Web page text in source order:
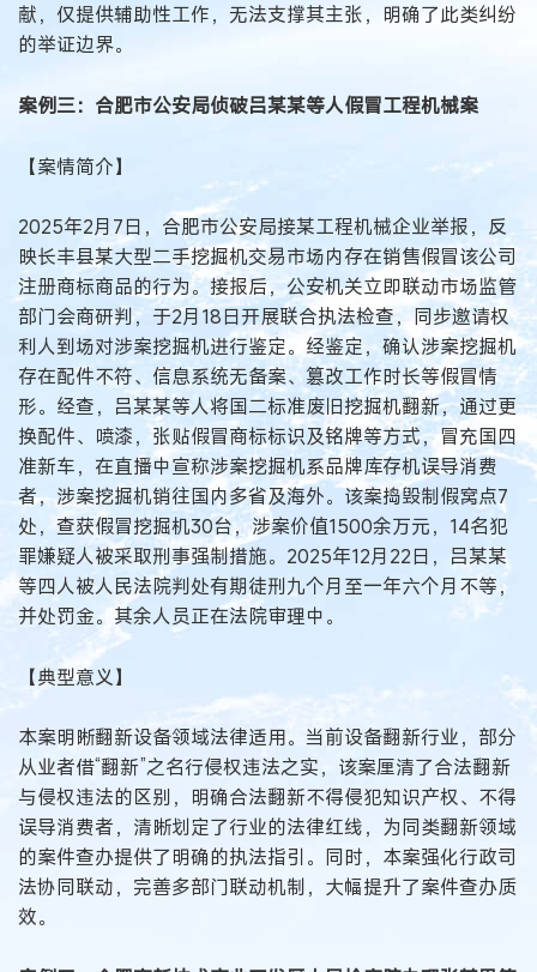
献，仅提供辅助性工作，无法支撑其主张，明确了此类纠纷
的举证边界。
案例三：合肥市公安局侦破吕某某等人假冒工程机械案
【案情简介】
2025年2月7日，合肥市公安局接某工程机械企业举报，反
映长丰县某大型二手挖掘机交易市场内存在销售假冒该公司
注册商标商品的行为。接报后，公安机关立即联动市场监管
部门会商研判，于2月18日开展联合执法检查，同步邀请权
利人到场对涉案挖掘机进行鉴定。经鉴定，确认涉案挖掘机
存在配件不符、信息系统无备案、篡改工作时长等假冒情
形。经查，吕某某等人将国二标准废旧挖掘机翻新，通过更
换配件、喷漆，张贴假冒商标标识及铭牌等方式，冒充国四
准新车，在直播中宣称涉案挖掘机系品牌库存机误导消费
者，涉案挖掘机销往国内多省及海外。该案捣毁制假窝点7
处，查获假冒挖掘机30台，涉案价值1500余万元，14名犯
罪嫌疑人被采取刑事强制措施。2025年12月22日，吕某某
等四人被人民法院判处有期徒刑九个月至一年六个月不等，
并处罚金。其余人员正在法院审理中。
【典型意义】
本案明晰翻新设备领域法律适用。当前设备翻新行业，部分
从业者借“翻新”之名行侵权违法之实，该案厘清了合法翻新
与侵权违法的区别，明确合法翻新不得侵犯知识产权、不得
误导消费者，清晰划定了行业的法律红线，为同类翻新领域
的案件查办提供了明确的执法指引。同时，本案强化行政司
法协同联动，完善多部门联动机制，大幅提升了案件查办质
效。